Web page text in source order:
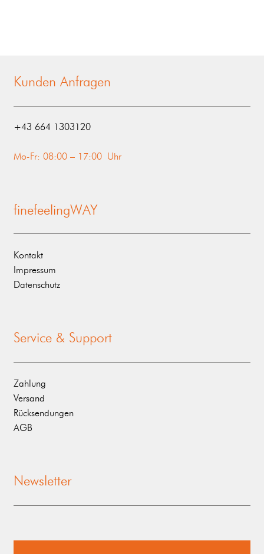
Kunden Anfragen
‭+43 664 1303120‬
Mo-Fr: 08:00 – 17:00 Uhr
finefeelingWAY
Kontakt
Impressum
Datenschutz
Service & Support
Zahlung
Versand
Rücksendungen
AGB
Newsletter